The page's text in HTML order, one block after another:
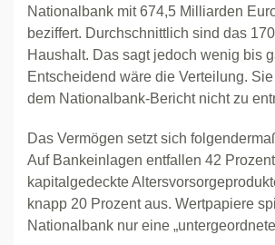
Nationalbank mit 674,5 Milliarden
beziffert. Durchschnittlich sind das
Haushalt. Das sagt jedoch wenig bis
Entscheidend wäre die Verteilung.
dem Nationalbank-Bericht nicht zu
Das Vermögen setzt sich
Auf Bankeinlagen entfallen 42
kapitalgedeckte
knapp 20 Prozent aus. Wertpapiere
Nationalbank nur eine